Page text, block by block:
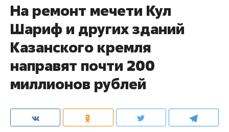
На ремонт мечети Кул
Шариф и других зданий
Казанского кремля
направят почти 200
миллионов рублей